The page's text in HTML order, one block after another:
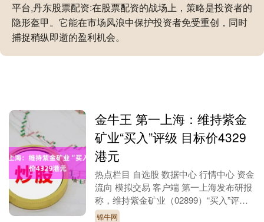
平台,丹东股票配资:在股票配资的战场上，策略是投资者的
隐形盔甲。它能在市场风浪中保护投资者免受重创，同时
捕捉稍纵即逝的盈利机会。
金牛王 第一上海：维持紫金
矿业“买入”评级 目标价4329
港元
热点栏目 自选股 数据中心 行情中心 资金
流向 模拟交易 客户端 第一上海发布研报
称，维持紫金矿业（02899）“买入”评
级，目标价43.29港元。公司的长期增....
锦牛网